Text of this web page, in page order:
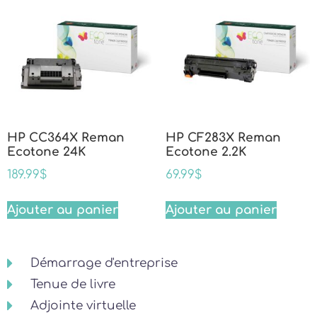
HP CC364X Reman
Ecotone 24K
189.99$
Ajouter au panier
HP CF283X Reman
Ecotone 2.2K
69.99$
Ajouter au panier
Démarrage d'entreprise
Tenue de livre
Adjointe virtuelle